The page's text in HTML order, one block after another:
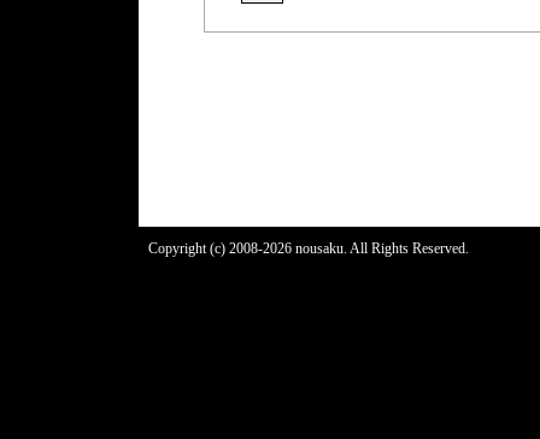
Copyright (c) 2008-2026 nousaku. All Rights Reserved.